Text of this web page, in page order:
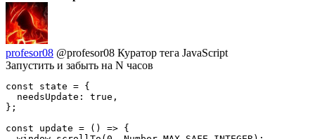
profesor08 @profesor08 Куратор тега JavaScript
Запустить и забыть на N часов
const state = {
  needsUpdate: true,
};
const update = () => {